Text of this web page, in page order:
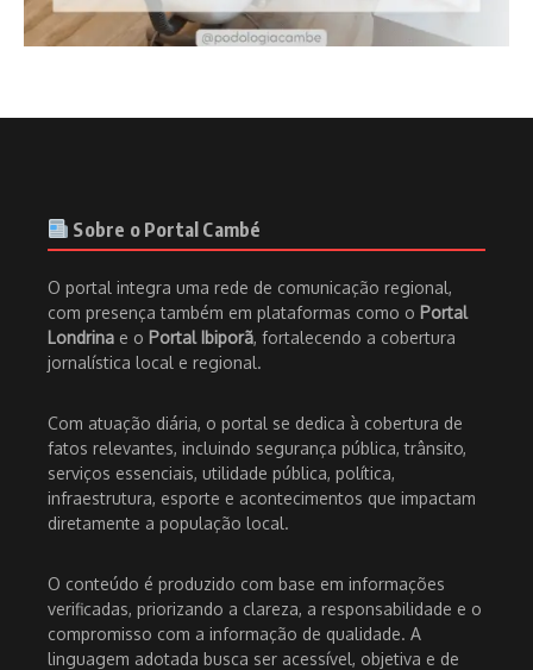
Sobre o Portal Cambé
O portal integra uma rede de comunicação regional,
com presença também em plataformas como o Portal
Londrina e o Portal Ibiporã, fortalecendo a cobertura
jornalística local e regional.
Com atuação diária, o portal se dedica à cobertura de
fatos relevantes, incluindo segurança pública, trânsito,
serviços essenciais, utilidade pública, política,
infraestrutura, esporte e acontecimentos que impactam
diretamente a população local.
O conteúdo é produzido com base em informações
verificadas, priorizando a clareza, a responsabilidade e o
compromisso com a informação de qualidade. A
linguagem adotada busca ser acessível, objetiva e de